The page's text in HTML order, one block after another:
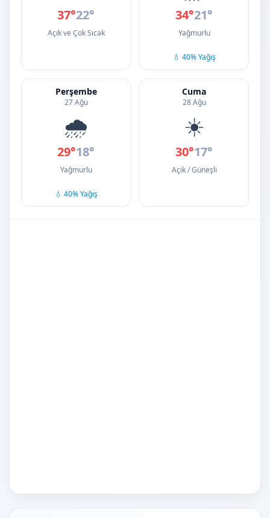
37°22°
Açık ve Çok Sıcak
34°21°
Yağmurlu
💧 40% Yağış
Perşembe
27 Ağu
🌧️
29°18°
Yağmurlu
💧 40% Yağış
Cuma
28 Ağu
☀️
30°17°
Açık / Güneşli